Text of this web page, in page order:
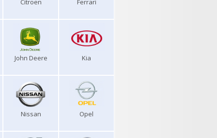
Citroen Ferrari
John Deere Kia
Nissan Opel